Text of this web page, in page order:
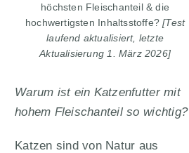
höchsten Fleischanteil & die
hochwertigsten Inhaltsstoffe?[Test
laufend aktualisiert, letzte
Aktualisierung 1. März 2026]
Warum ist ein Katzenfutter mit
hohem Fleischanteil so wichtig?
Katzen sind von Natur aus